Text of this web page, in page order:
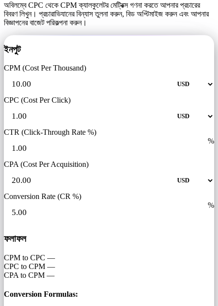
অবিলম্বে CPC থেকে CPM ক্যালকুলেটর মেট্রিক্স গণনা করতে আপনার প্রচারের
বিবরণ লিখুন। প্রচারাভিযানের বিন্যাস তুলনা করুন, বিড অপ্টিমাইজ করুন এবং আপনার
বিজ্ঞাপনের বাজেট পরিকল্পনা করুন।
ইনপুট
CPM (Cost Per Thousand)
CPC (Cost Per Click)
CTR (Click-Through Rate %)
%
CPA (Cost Per Acquisition)
Conversion Rate (CR %)
%
ফলাফল
CPM to CPC —
CPC to CPM —
CPA to CPM —
Conversion Formulas: